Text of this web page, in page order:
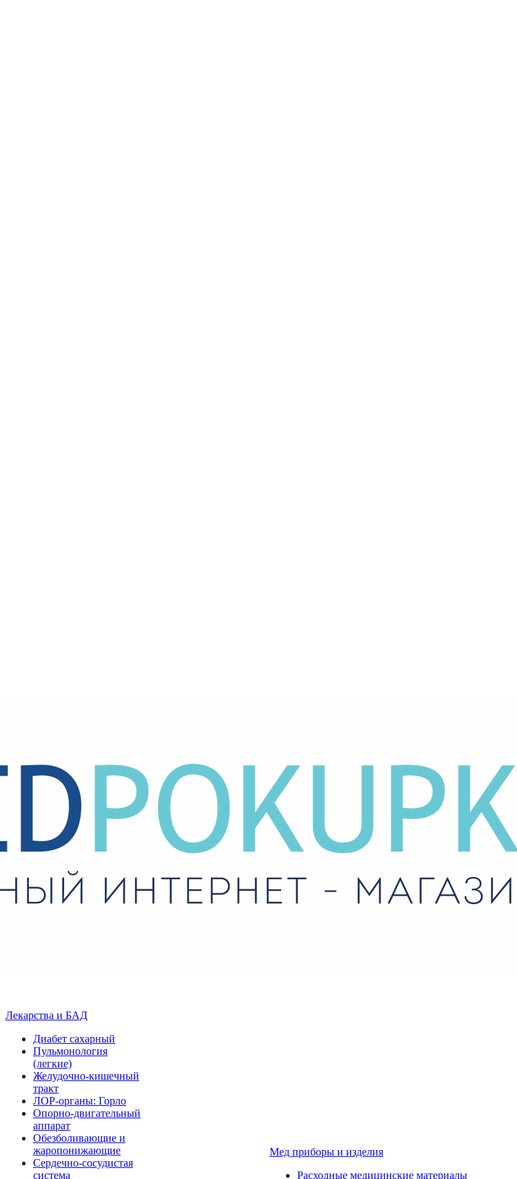
Лекарства и БАД
Диабет сахарный
Пульмонология
(легкие)
Желудочно-кишечный
тракт
ЛОР-органы: Горло
Опорно-двигательный
аппарат
Обезболивающие и
жаропонижающие
Сердечно-сосудистая
система
Мед приборы и изделия
Расходные медицинские материалы